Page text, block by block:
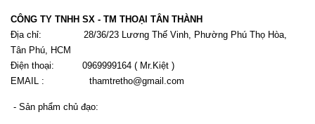
CÔNG TY TNHH SX - TM THOẠI TÂN THÀNH
Địa chỉ: 28/36/23 Lương Thế Vinh, Phường Phú Thọ Hòa,
Tân Phú, HCM
Điện thoại: 0969999164 ( Mr.Kiệt )
EMAIL : thamtretho@gmail.com
- Sản phẩm chủ đạo: